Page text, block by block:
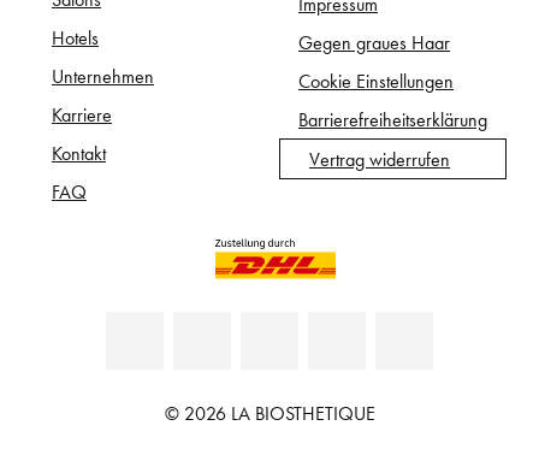
Hotels
Unternehmen
Karriere
Kontakt
FAQ
Gegen graues Haar
Cookie Einstellungen
Barrierefreiheitserklärung
Vertrag widerrufen
© 2026 LA BIOSTHETIQUE